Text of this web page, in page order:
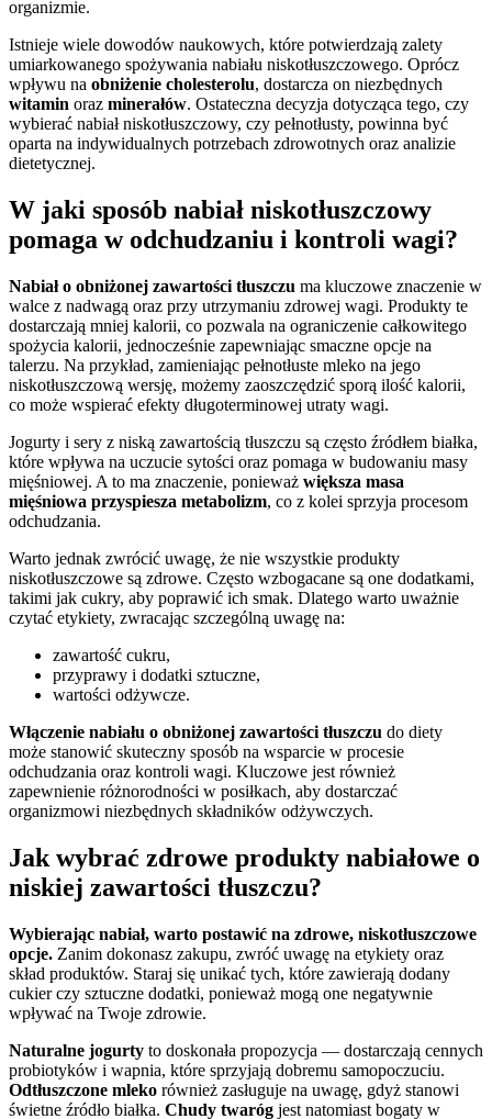
organizmie.
Istnieje wiele dowodów naukowych, które potwierdzają zalety
umiarkowanego spożywania nabiału niskotłuszczowego. Oprócz
wpływu na obniżenie cholesterolu, dostarcza on niezbędnych
witamin oraz minerałów. Ostateczna decyzja dotycząca tego, czy
wybierać nabiał niskotłuszczowy, czy pełnotłusty, powinna być
oparta na indywidualnych potrzebach zdrowotnych oraz analizie
dietetycznej.
W jaki sposób nabiał niskotłuszczowy
pomaga w odchudzaniu i kontroli wagi?
Nabiał o obniżonej zawartości tłuszczu ma kluczowe znaczenie w
walce z nadwagą oraz przy utrzymaniu zdrowej wagi. Produkty te
dostarczają mniej kalorii, co pozwala na ograniczenie całkowitego
spożycia kalorii, jednocześnie zapewniając smaczne opcje na
talerzu. Na przykład, zamieniając pełnotłuste mleko na jego
niskotłuszczową wersję, możemy zaoszczędzić sporą ilość kalorii,
co może wspierać efekty długoterminowej utraty wagi.
Jogurty i sery z niską zawartością tłuszczu są często źródłem białka,
które wpływa na uczucie sytości oraz pomaga w budowaniu masy
mięśniowej. A to ma znaczenie, ponieważ większa masa
mięśniowa przyspiesza metabolizm, co z kolei sprzyja procesom
odchudzania.
Warto jednak zwrócić uwagę, że nie wszystkie produkty
niskotłuszczowe są zdrowe. Często wzbogacane są one dodatkami,
takimi jak cukry, aby poprawić ich smak. Dlatego warto uważnie
czytać etykiety, zwracając szczególną uwagę na:
zawartość cukru,
przyprawy i dodatki sztuczne,
wartości odżywcze.
Włączenie nabiału o obniżonej zawartości tłuszczu do diety
może stanowić skuteczny sposób na wsparcie w procesie
odchudzania oraz kontroli wagi. Kluczowe jest również
zapewnienie różnorodności w posiłkach, aby dostarczać
organizmowi niezbędnych składników odżywczych.
Jak wybrać zdrowe produkty nabiałowe o
niskiej zawartości tłuszczu?
Wybierając nabiał, warto postawić na zdrowe, niskotłuszczowe
opcje. Zanim dokonasz zakupu, zwróć uwagę na etykiety oraz
skład produktów. Staraj się unikać tych, które zawierają dodany
cukier czy sztuczne dodatki, ponieważ mogą one negatywnie
wpływać na Twoje zdrowie.
Naturalne jogurty to doskonała propozycja — dostarczają cennych
probiotyków i wapnia, które sprzyjają dobremu samopoczuciu.
Odtłuszczone mleko również zasługuje na uwagę, gdyż stanowi
świetne źródło białka. Chudy twaróg jest natomiast bogaty w